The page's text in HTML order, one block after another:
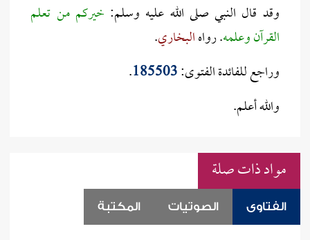
وقد قال النبي صلى الله عليه وسلم: خيركم من تعلم
القرآن وعلمه. رواهالبخاري.
وراجع للفائدة الفتوى:185503
.
والله أعلم.
مواد ذات صلة
الفتاوى الصوتيات المكتبة